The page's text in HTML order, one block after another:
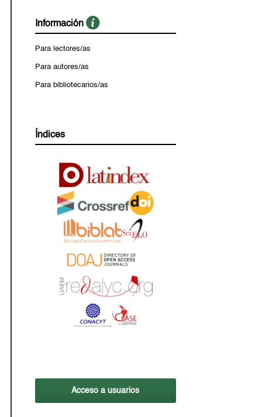
Información
Para lectores/as
Para autores/as
Para bibliotecarios/as
Índices
Acceso a usuarios